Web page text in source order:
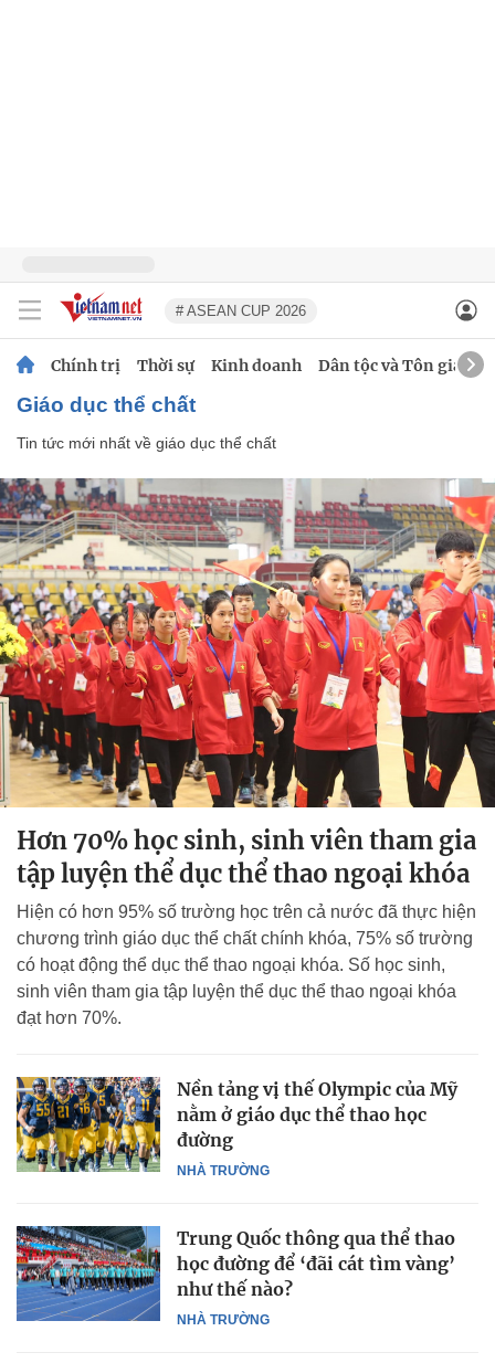
# ASEAN CUP 2026
Chính trị Thời sự Kinh doanh Dân tộc và Tôn giáo
giáo dục thể chất
Tin tức mới nhất về giáo dục thể chất
Hơn 70% học sinh, sinh viên tham gia
tập luyện thể dục thể thao ngoại khóa
Hiện có hơn 95% số trường học trên cả nước đã thực hiện
chương trình giáo dục thể chất chính khóa, 75% số trường
có hoạt động thể dục thể thao ngoại khóa. Số học sinh,
sinh viên tham gia tập luyện thể dục thể thao ngoại khóa
đạt hơn 70%.
NHÀ TRƯỜNG
Nền tảng vị thế Olympic của Mỹ
nằm ở giáo dục thể thao học
đường
NHÀ TRƯỜNG
Trung Quốc thông qua thể thao
học đường để ‘đãi cát tìm vàng’
như thế nào?